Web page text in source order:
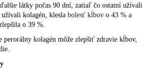
látky počas 90 dní, zatiaľ čo ostatní užívali
kolagén, klesla bolesť kĺbov o 43 % a
o 39 %.
perorálny kolagén môže zlepšiť zdravie kĺbov,